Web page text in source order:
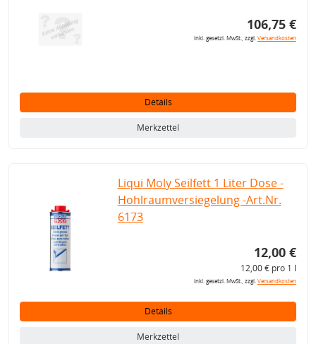
106,75 €
inkl. gesetzl. MwSt., zzgl.Versandkosten
Details
Merkzettel
Liqui Moly Seilfett 1 Liter Dose -
Hohlraumversiegelung -Art.Nr.
6173
12,00 €
12,00 € pro 1 l
inkl. gesetzl. MwSt., zzgl.Versandkosten
Details
Merkzettel